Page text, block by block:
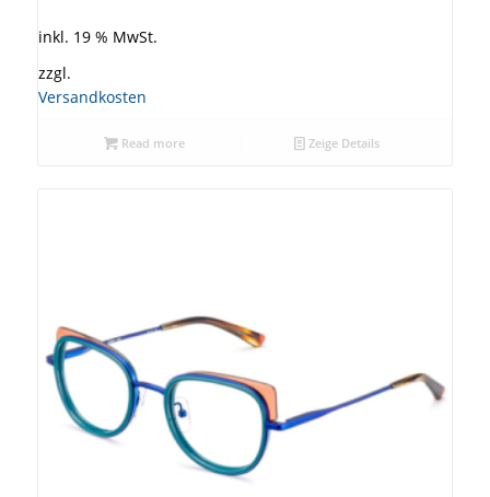
inkl. 19 % MwSt.
zzgl.
Versandkosten
Read more Zeige Details